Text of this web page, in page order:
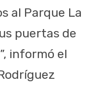
al Parque La
puertas de
informó el